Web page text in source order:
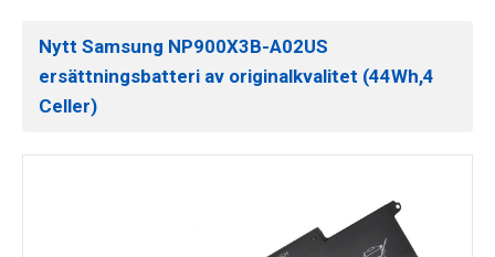
Nytt Samsung NP900X3B-A02US
ersättningsbatteri av originalkvalitet (44Wh,4
Celler)